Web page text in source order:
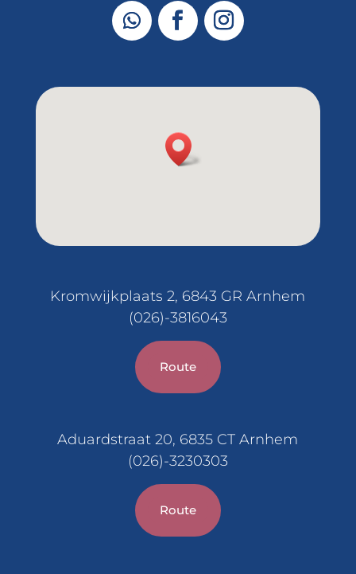
Kromwijkplaats 2, 6843 GR Arnhem
(026)-3816043
Route
Aduardstraat 20, 6835 CT Arnhem
(026)-3230303
Route